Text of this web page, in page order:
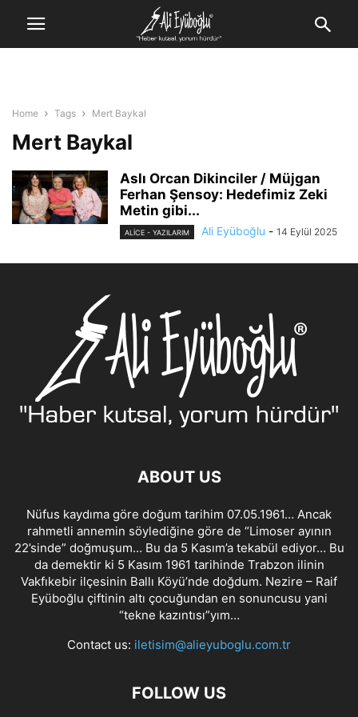
Home Tags Mert Baykal
Mert Baykal
Aslı Orcan Dikinciler / Müjgan
Ferhan Şensoy: Hedefimiz Zeki
Metin gibi...
ALİCE - YAZILARIM Ali Eyüboğlu - 14 Eylül 2025
ABOUT US
Nüfus kaydıma göre doğum tarihim 07.05.1961… Ancak
rahmetli annemin söylediğine göre de “Limoser ayının
22’sinde” doğmuşum… Bu da 5 Kasım’a tekabül ediyor… Bu
da demektir ki 5 Kasım 1961 tarihinde Trabzon ilinin
Vakfıkebir ilçesinin Ballı Köyü’nde doğdum. Nezire – Raif
Eyüboğlu çiftinin altı çocuğundan en sonuncusu yani
“tekne kazıntısı”yım…
Contact us: iletisim@alieyuboglu.com.tr
FOLLOW US